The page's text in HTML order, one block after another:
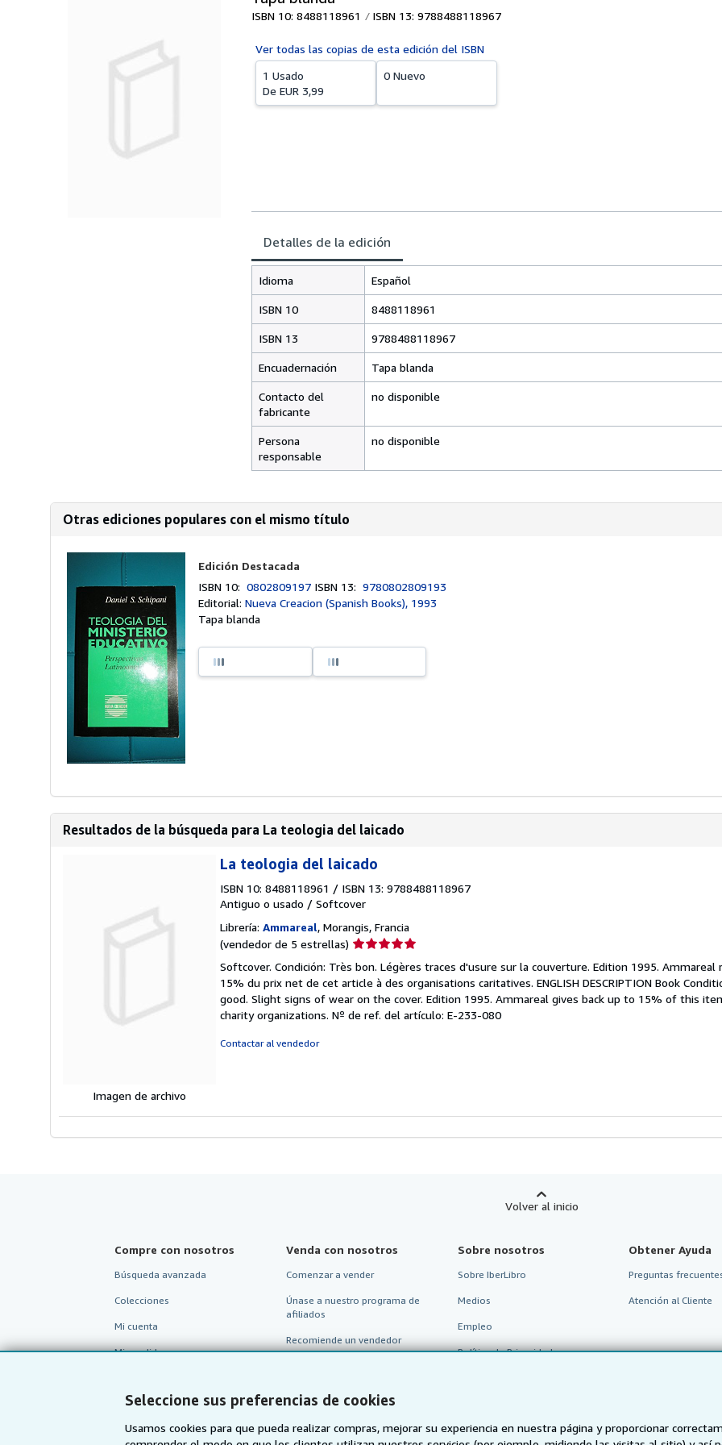
Seleccione sus preferencias de cookies
Usamos cookies para que pueda realizar compras, mejorar su experiencia en nuestra página y proporcionar
ISBN 10: 8488118961 ISBN 13: 9788488118967
Ver todas las copias de esta edición del ISBN
1 Usado
De EUR 3,99
0 Nuevo
Detalles de la edición
Idioma Español
ISBN 10 8488118961
ISBN 13 9788488118967
Encuadernación Tapa blanda
Contacto del
fabricante
no disponible
Persona
responsable
no disponible
Otras ediciones populares con el mismo título
Edición Destacada
ISBN 10:0802809197 ISBN 13:9780802809193
Editorial:Nueva Creacion (Spanish Books), 1993
Tapa blanda
Resultados de la búsqueda para La teologia del laicado
Imagen de archivo
La teologia del laicado
ISBN 10: 8488118961 / ISBN 13: 9788488118967
Antiguo o usado / Softcover
Librería: Ammareal, Morangis, Francia
(vendedor de 5 estrellas) Calificación
vendedor:
5
de
5
Softcover. Condición: Très bon. Légères traces d'usure sur la couverture. Edition 1995. Ammareal
15% du prix net de cet article à des organisations caritatives. ENGLISH DESCRIPTION Book
good. Slight signs of wear on the cover. Edition 1995. Ammareal gives back up to 15% of this
charity organizations. Nº de ref. del artículo: E-233-080
Contactar al vendedor
Volver al inicio
Compre con nosotros
Búsqueda avanzada
Colecciones
Mi cuenta
Mis pedidos
Venda con nosotros
Comenzar a vender
Únase a nuestro programa de
afiliados
Recomiende un vendedor
Sobre nosotros
Sobre IberLibro
Medios
Empleo
Política de Privacidad
Accesibilidad
Obtener Ayuda
Preguntas
Atención al Cliente